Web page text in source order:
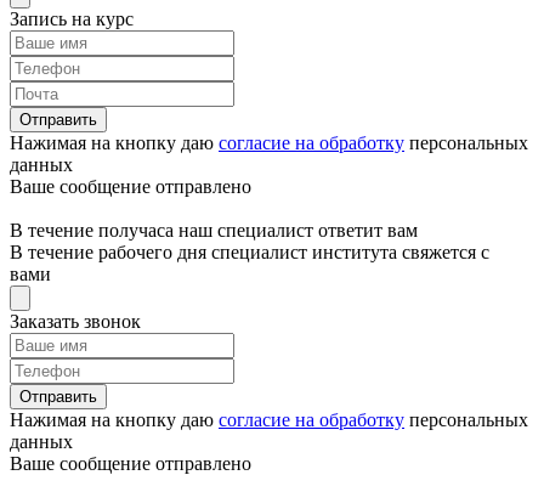
Запись на курс
Отправить
Нажимая на кнопку даю согласие на обработку персональных
данных
Ваше сообщение отправлено
В течение получаса наш специалист ответит вам
В течение рабочего дня специалист института свяжется с
вами
Заказать звонок
Отправить
Нажимая на кнопку даю согласие на обработку персональных
данных
Ваше сообщение отправлено